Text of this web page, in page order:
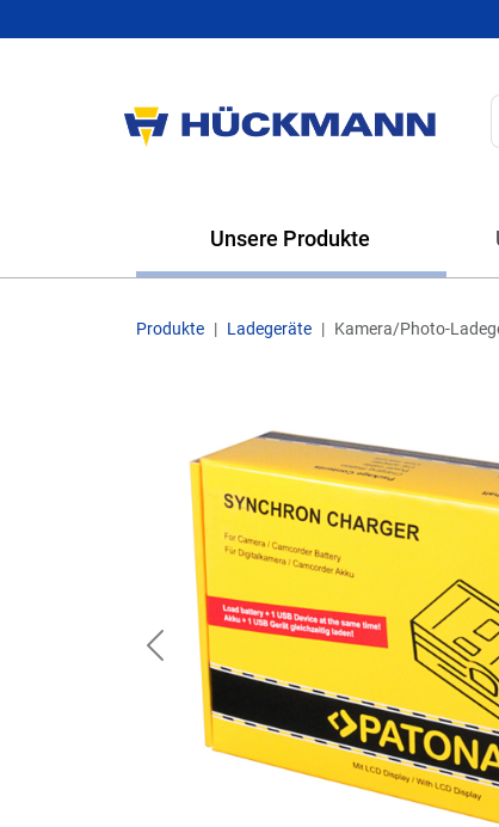
Unsere Produkte
Produkte Ladegeräte Kamera/Photo-
Previous